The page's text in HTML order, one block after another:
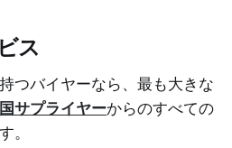
ス
つバイヤーなら、最も大きな
サプライヤーからのすべての
。